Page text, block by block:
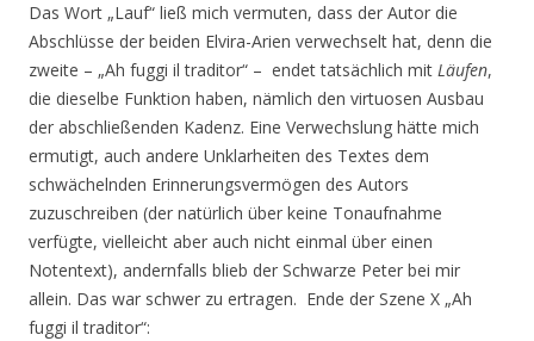
Das Wort „Lauf“ ließ mich vermuten, dass der Autor die
Abschlüsse der beiden Elvira-Arien verwechselt hat, denn die
zweite – „Ah fuggi il traditor“ – endet tatsächlich mit Läufen,
die dieselbe Funktion haben, nämlich den virtuosen Ausbau
der abschließenden Kadenz. Eine Verwechslung hätte mich
ermutigt, auch andere Unklarheiten des Textes dem
schwächelnden Erinnerungsvermögen des Autors
zuzuschreiben (der natürlich über keine Tonaufnahme
verfügte, vielleicht aber auch nicht einmal über einen
Notentext), andernfalls blieb der Schwarze Peter bei mir
allein. Das war schwer zu ertragen. Ende der Szene X „Ah
fuggi il traditor“: